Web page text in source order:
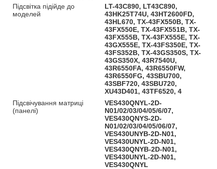
Підсвітка підійде до
моделей
LT-43C890, LT43C890,
43HK25T74U, 43HT2600FD,
43HL670, TX-43FX550B, TX-
43FX550E, TX-43FX551B, TX-
43FX555B, TX-43FX555E, TX-
43GX555E, TX-43FS350E, TX-
43FS352B, TX-43GS350S, TX-
43GS350X, 43R7540U,
43R6550FA, 43R6550FW,
43R6550FG, 43SBU700,
43SBF720, 43SBU720,
XU43D401, 43TF6520, 4
Підсвічування матриці
(панелі)
VES430QNYL-2D-
N01/02/03/04/05/6/07,
VES430QNYS-2D-
N01/02/03/04/05/06/07,
VES430UNYB-2D-N01,
VES430UNYL-2D-N01,
VES430QNYB-2D-N01,
VES430UNYL-2D-N01,
VES430QNYL